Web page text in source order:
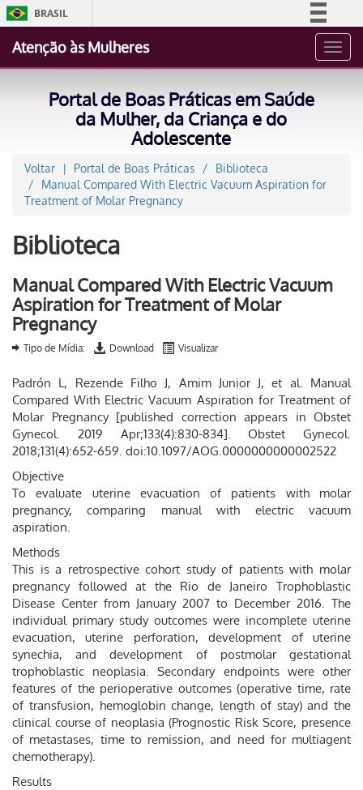
BRASIL
Acesso à informação
Atenção às Mulheres
Portal de Boas Práticas em Saúde
da Mulher, da Criança e do
Adolescente
Voltar Portal de Boas Práticas
Biblioteca
Manual Compared With Electric Vacuum Aspiration for
Treatment of Molar Pregnancy
Biblioteca
Manual Compared With Electric Vacuum
Aspiration for Treatment of Molar
Pregnancy
Tipo de Mídia: Download Visualizar
Padrón L, Rezende Filho J, Amim Junior J, et al. Manual
Compared With Electric Vacuum Aspiration for Treatment of
Molar Pregnancy [published correction appears in Obstet
Gynecol. 2019 Apr;133(4):830-834]. Obstet Gynecol.
2018;131(4):652-659. doi:10.1097/AOG.0000000000002522
Objective
To evaluate uterine evacuation of patients with molar
pregnancy, comparing manual with electric vacuum
aspiration.
Methods
This is a retrospective cohort study of patients with molar
pregnancy followed at the Rio de Janeiro Trophoblastic
Disease Center from January 2007 to December 2016. The
individual primary study outcomes were incomplete uterine
evacuation, uterine perforation, development of uterine
synechia, and development of postmolar gestational
trophoblastic neoplasia. Secondary endpoints were other
features of the perioperative outcomes (operative time, rate
of transfusion, hemoglobin change, length of stay) and the
clinical course of neoplasia (Prognostic Risk Score, presence
of metastases, time to remission, and need for multiagent
chemotherapy).
Results